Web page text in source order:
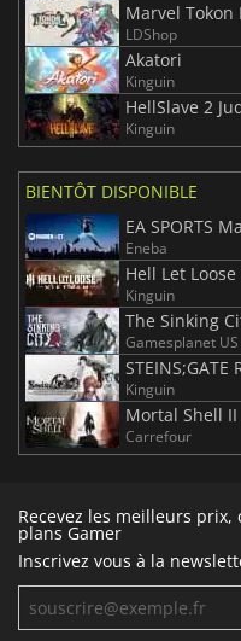
Marvel Tokon
LDShop
Akatori
Kinguin
HellSlave 2
Kinguin
BIENTÔT DISPONIBLE
EA SPORTS
Eneba
Hell Let
Kinguin
The Sinking
Gamesplanet US
STEINS;GATE
Kinguin
Mortal Shell II
Carrefour
Recevez les meilleurs
plans Gamer
Inscrivez vous à la